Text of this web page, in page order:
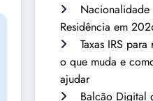
Nacionalidade
Residência em
Taxas IRS
o que muda e
ajudar
Balcão Digital